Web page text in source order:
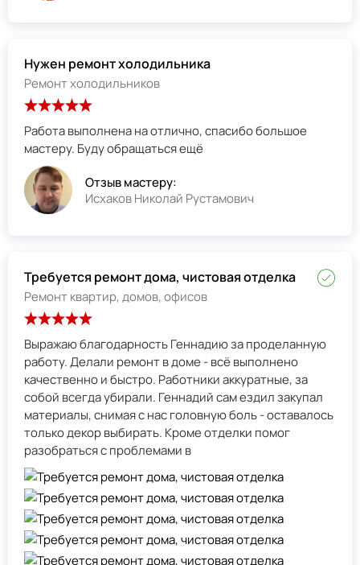
Нужен ремонт холодильника
Ремонт холодильников
Работа выполнена на отлично, спасибо большое
мастеру. Буду обращаться ещё
Отзыв мастеру:
Исхаков Николай Рустамович
Требуется ремонт дома, чистовая отделка
Ремонт квартир, домов, офисов
Выражаю благодарность Геннадию за проделанную
работу. Делали ремонт в доме - всё выполнено
качественно и быстро. Работники аккуратные, за
собой всегда убирали. Геннадий сам ездил закупал
материалы, снимая с нас головную боль - оставалось
только декор выбирать. Кроме отделки помог
разобраться с проблемами в